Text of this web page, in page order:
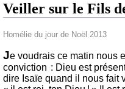
Veiller sur le Fils
Homélie du jour de Noël 2013
Je voudrais ce matin nous
conviction : Dieu est
dire Isaïe quand il nous fait